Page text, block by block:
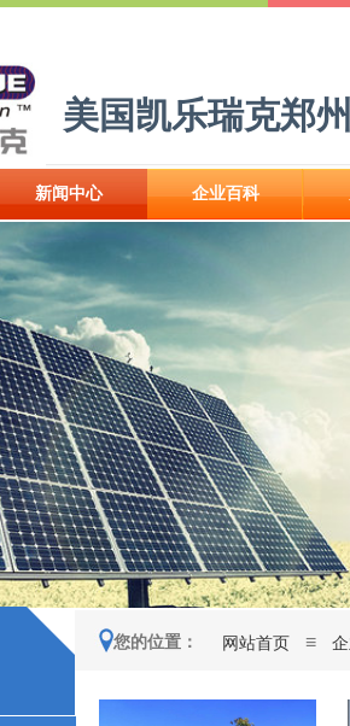
美国凯乐瑞克郑
新闻中心 企业百科
您的位置： 网站首页 ≡